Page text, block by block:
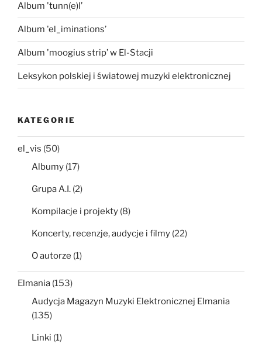
Album 'tunn(e)l’
Album 'el_iminations’
Album 'moogius strip’ w El-Stacji
Leksykon polskiej i światowej muzyki elektronicznej
KATEGORIE
el_vis (50)
Albumy (17)
Grupa A.I. (2)
Kompilacje i projekty (8)
Koncerty, recenzje, audycje i filmy (22)
O autorze (1)
Elmania (153)
Audycja Magazyn Muzyki Elektronicznej Elmania
(135)
Linki (1)